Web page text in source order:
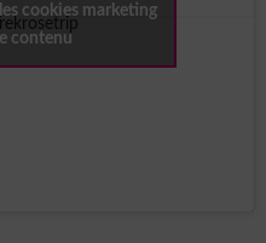
cookies marketing
contenu